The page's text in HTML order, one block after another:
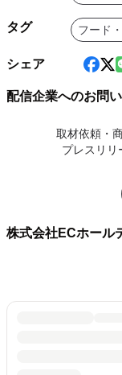
タグ フード
シェア
配信企業へのお問
取材依頼・
プレスリリ
株式会社ECホール